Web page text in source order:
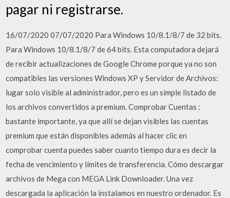
pagar ni registrarse.
16/07/2020 07/07/2020 Para Windows 10/8.1/8/7 de 32 bits.
Para Windows 10/8.1/8/7 de 64 bits. Esta computadora dejará
de recibir actualizaciones de Google Chrome porque ya no son
compatibles las versiones Windows XP y Servidor de Archivos:
lugar solo visible al administrador, pero es un simple listado de
los archivos convertidos a premium. Comprobar Cuentas :
bastante importante, ya que allí se dejan visibles las cuentas
premium que están disponibles además al hacer clic en
comprobar cuenta puedes saber cuanto tiempo dura es decir la
fecha de vencimiento y límites de transferencia. Cómo descargar
archivos de Mega con MEGA Link Downloader. Una vez
descargada la aplicación la instalamos en nuestro ordenador. Es